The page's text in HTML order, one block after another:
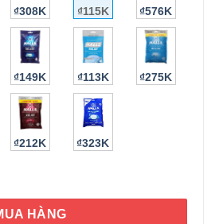
₫308K ₫115K ₫576K
₫149K ₫113K ₫275K
₫212K ₫323K
họng Halls Relief Tropical Fruit 30
HÀNG